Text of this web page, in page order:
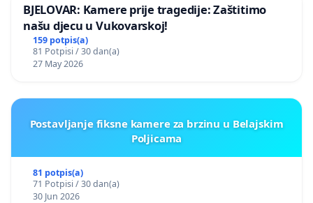
BJELOVAR: Kamere prije tragedije: Zaštitimo
našu djecu u Vukovarskoj!
159 potpis(a)
81 Potpisi / 30 dan(a)
27 May 2026
Postavljanje fiksne kamere za brzinu u Belajskim
Poljicama
81 potpis(a)
71 Potpisi / 30 dan(a)
30 Jun 2026